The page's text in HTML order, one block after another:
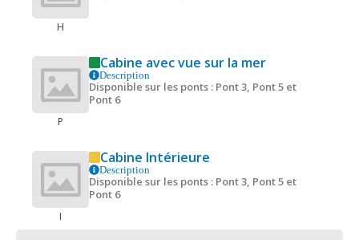
H
P
Cabine avec vue sur la mer
Description
Disponible sur les ponts : Pont 3, Pont 5 et
Pont 6
I
Cabine Intérieure
Description
Disponible sur les ponts : Pont 3, Pont 5 et
Pont 6